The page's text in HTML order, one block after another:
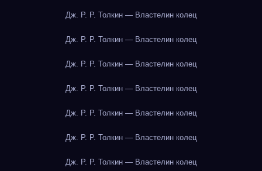
Дж. Р. Р. Толкин — Властелин колец
Дж. Р. Р. Толкин — Властелин колец
Дж. Р. Р. Толкин — Властелин колец
Дж. Р. Р. Толкин — Властелин колец
Дж. Р. Р. Толкин — Властелин колец
Дж. Р. Р. Толкин — Властелин колец
Дж. Р. Р. Толкин — Властелин колец